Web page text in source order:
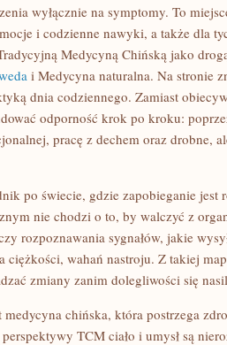
wyłącznie na symptomy. To
i codzienne nawyki, a także dla
Medycyną Chińską jako
i Medycyna naturalna. Na stronie
dnia codziennego. Zamiast
odporność krok po kroku:
pracę z dechem oraz drobne,
po świecie, gdzie zapobieganie jest
nie chodzi o to, by walczyć z
rozpoznawania sygnałów, jakie
ciężkości, wahań nastroju. Z takiej
zmiany zanim dolegliwości się
chińska, która postrzega
TCM ciało i umysł są